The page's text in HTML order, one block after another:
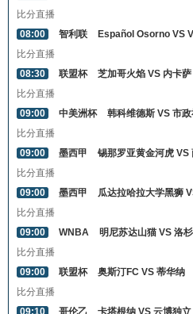
比分直播
08:00
智利联
Español Osorno VS
比分直播
08:30
联盟杯
芝加哥火焰 VS 内卡萨
比分直播
09:00
中美洲杯
韩科维德斯 VS 市
比分直播
09:00
墨西甲
锡那罗亚黄金河虎 VS
比分直播
09:00
墨西甲
瓜达拉哈拉大学黑狮
比分直播
09:00
WNBA
明尼苏达山猫 VS 洛
比分直播
09:00
联盟杯
奥斯汀FC VS 蒂华纳
比分直播
09:10
哥伦乙 卡塔根纳 VS 云博独立